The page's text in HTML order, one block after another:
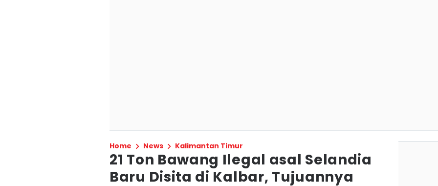
Home News Kalimantan Timur
21 Ton Bawang Ilegal asal Selandia
Baru Disita di Kalbar, Tujuannya